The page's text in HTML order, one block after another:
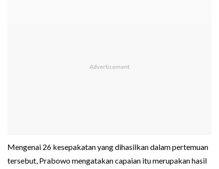
Mengenai 26 kesepakatan yang dihasilkan dalam pertemuan
tersebut, Prabowo mengatakan capaian itu merupakan hasil